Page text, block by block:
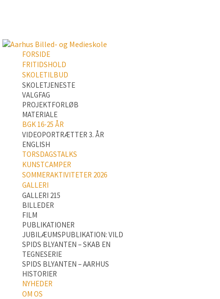
FORSIDE
FRITIDSHOLD
SKOLETILBUD
SKOLETJENESTE
VALGFAG
PROJEKTFORLØB
MATERIALE
BGK 16-25 ÅR
VIDEOPORTRÆTTER 3. ÅR
ENGLISH
TORSDAGSTALKS
KUNSTCAMPER
SOMMERAKTIVITETER 2026
GALLERI
GALLERI 215
BILLEDER
FILM
PUBLIKATIONER
JUBILÆUMSPUBLIKATION: VILD
SPIDS BLYANTEN – SKAB EN
TEGNESERIE
SPIDS BLYANTEN – AARHUS
HISTORIER
NYHEDER
OM OS